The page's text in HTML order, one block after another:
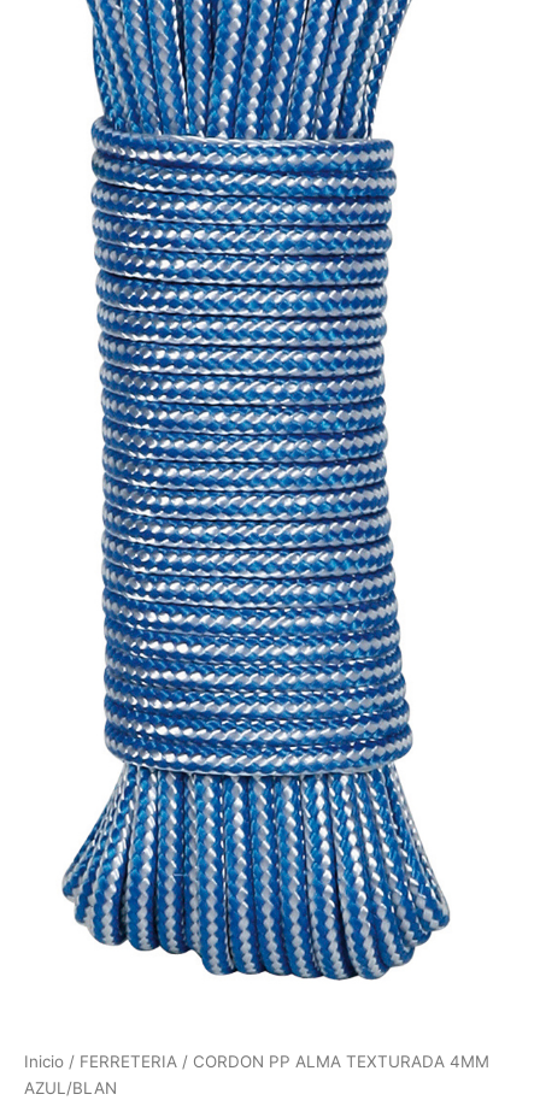
Inicio / FERRETERIA / CORDON PP ALMA TEXTURADA 4MM
AZUL/BLAN